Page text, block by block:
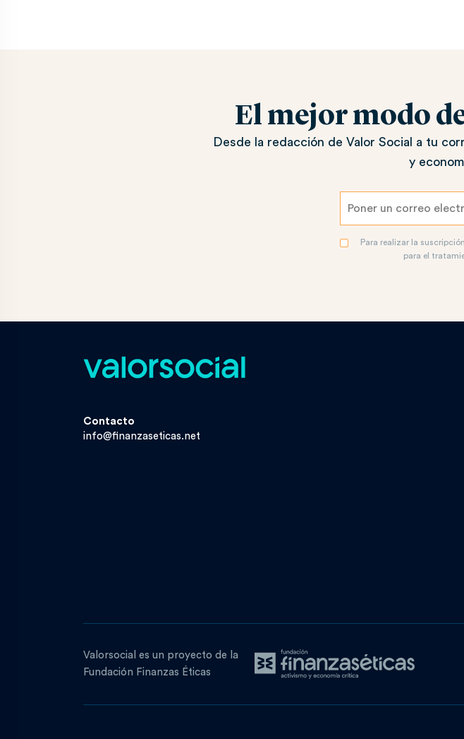
El mejor modo
Desde la redacción de Valor Social a tu
y
Para realizar la
para el
Contacto
info@finanzaseticas.net
Valorsocial es un proyecto de la
Fundación Finanzas Éticas